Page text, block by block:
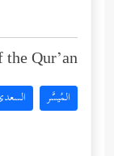
Qur’an:
المُيسَّر